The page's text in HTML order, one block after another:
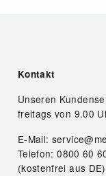
Kontakt
Unseren
freitags von 9.00
E-Mail:
Telefon: 0800 60
(kostenfrei aus DE)